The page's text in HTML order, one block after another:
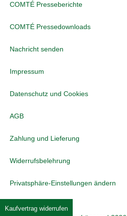
COMTÉ Presseberichte
COMTÉ Pressedownloads
Nachricht senden
Impressum
Datenschutz und Cookies
AGB
Zahlung und Lieferung
Widerrufsbelehrung
Privatsphäre-Einstellungen ändern
Kaufvertrag widerrufen